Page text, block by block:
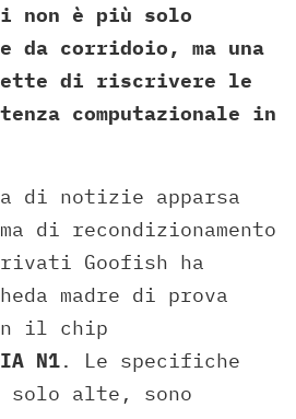
non è più solo
da corridoio, ma una
di riscrivere le
computazionale in
di notizie apparsa
di recondizionamento
Goofish ha
madre di prova
il chip
N1. Le specifiche
solo alte, sono